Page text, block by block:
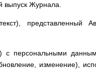
выпуск Журнала.
представленный
с персональными
изменение),